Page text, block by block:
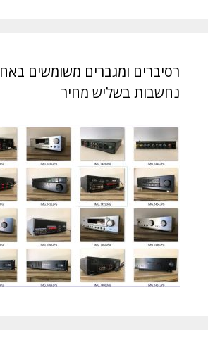
רסיברים ומגברים משומשים
נחשבות בשליש מחיר